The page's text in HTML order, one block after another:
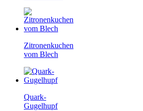
Zitronenkuchen
vom Blech
Quark-
Gugelhupf